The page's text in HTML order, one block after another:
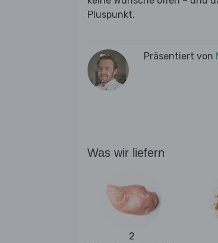
Pluspunkt.
Präsentiert von
Was wir liefern
2